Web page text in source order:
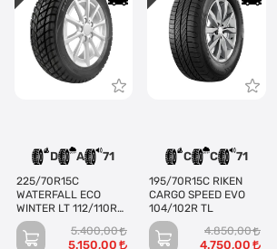
D A 71
225/70R15C
WATERFALL ECO
WINTER LT 112/110R
8PR
5.400,00
5.150,00
C C 71
195/70R15C RIKEN
CARGO SPEED EVO
104/102R TL
4.850,00
4.750,00